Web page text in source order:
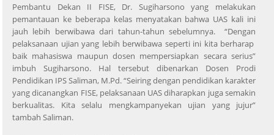
Pembantu Dekan II FISE, Dr. Sugiharsono yang melakukan
pemantauan ke beberapa kelas menyatakan bahwa UAS kali ini
jauh lebih berwibawa dari tahun-tahun sebelumnya. “Dengan
pelaksanaan ujian yang lebih berwibawa seperti ini kita berharap
baik mahasiswa maupun dosen mempersiapkan secara serius”
imbuh Sugiharsono. Hal tersebut dibenarkan Dosen Prodi
Pendidikan IPS Saliman, M.Pd. “Seiring dengan pendidikan karakter
yang dicanangkan FISE, pelaksanaan UAS diharapkan juga semakin
berkualitas. Kita selalu mengkampanyekan ujian yang jujur”
tambah Saliman.